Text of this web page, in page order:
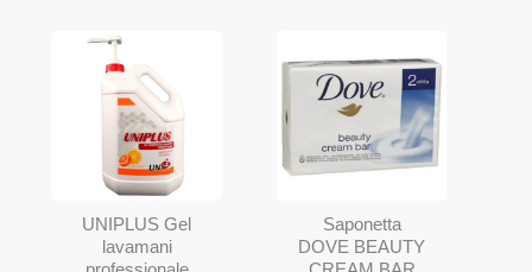
UNIPLUS Gel
lavamani
Saponetta
DOVE BEAUTY